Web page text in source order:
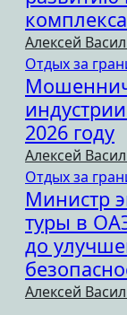
Алексей
Отдых за
2026 году
Алексей
Отдых за
Министр
туры в
до
Алексей